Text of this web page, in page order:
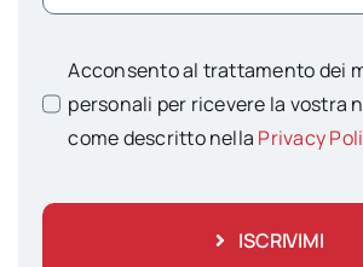
Acconsento al trattamento dei
personali per ricevere la vostra
come descritto nella Privacy
ISCRIVIMI